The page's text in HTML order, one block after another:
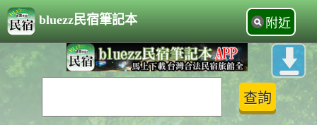
bluezz民宿筆記本 附近